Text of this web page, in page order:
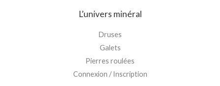
L’univers minéral
Druses
Galets
Pierres roulées
Connexion / Inscription